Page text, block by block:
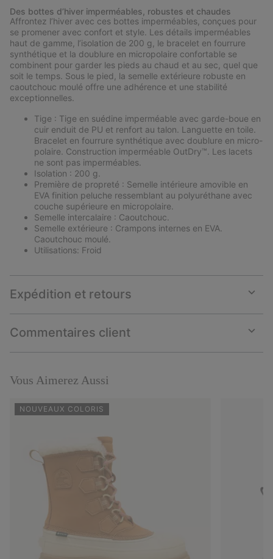
section
Des bottes d’hiver imperméables, robustes et chaudes
Affrontez l’hiver avec ces bottes imperméables, conçues pour
se promener avec confort et style. Les détails imperméables
haut de gamme, l’isolation de 200 g, le bracelet en fourrure
synthétique et la doublure en micropolaire confortable se
combinent pour garder les pieds au chaud et au sec, quel que
soit le temps. Sous le pied, la semelle extérieure robuste en
caoutchouc moulé offre une adhérence et une stabilité
exceptionnelles.
Tige : Tige en suédine imperméable avec garde-boue en
cuir enduit de PU et renfort au talon. Languette en toile.
Bracelet en fourrure synthétique avec doublure en micro-
polaire. Construction imperméable OutDry™. Les lacets
ne sont pas imperméables.
Isolation : 200 g.
Première de propreté : Semelle intérieure amovible en
EVA finition peluche ressemblant au polyuréthane avec
couche supérieure en micropolaire.
Semelle intercalaire : Caoutchouc.
Semelle extérieure : Crampons internes en EVA.
Caoutchouc moulé.
Utilisations: Froid
Expédition et retours
or
Commentaires client
or
Vous Aimerez Aussi
NOUVEAUX COLORIS